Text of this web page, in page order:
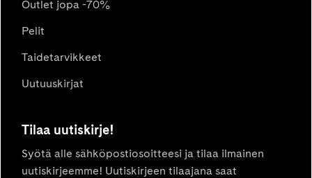
Outlet jopa -70%
Pelit
Taidetarvikkeet
Uutuuskirjat
Tilaa uutiskirje!
Syötä alle sähköpostiosoitteesi ja tilaa ilmainen
uutiskirjeemme! Uutiskirjeen tilaajana saat